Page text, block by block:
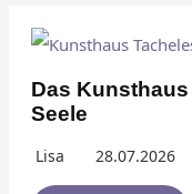
Das
Seele
Lisa 28.07.2026